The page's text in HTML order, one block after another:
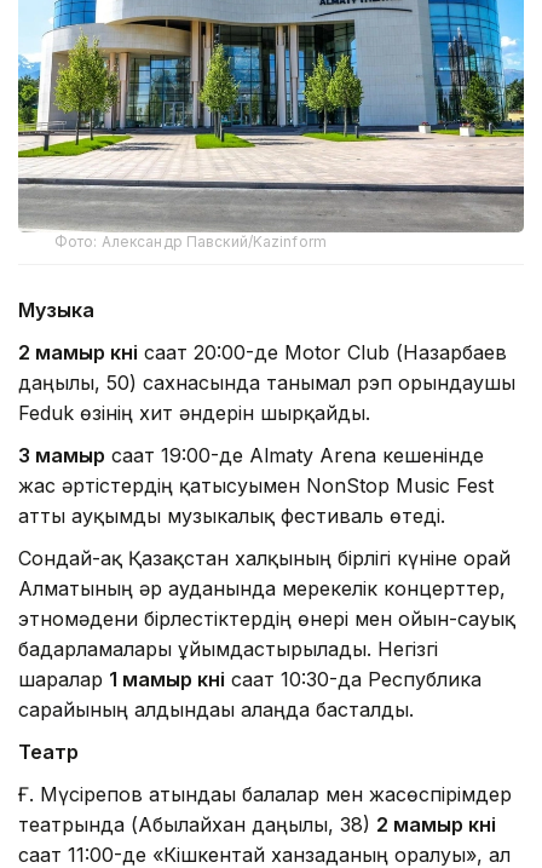
Фото: Александр Павский/Kazinform
Музыка
2 мамыр күні сағат 20:00-де Motor Club (Назарбаев
даңғылы, 50) сахнасында танымал рэп орындаушы
Feduk өзінің хит әндерін шырқайды.
3 мамыр сағат 19:00-де Almaty Arena кешенінде
жас әртістердің қатысуымен NonStop Music Fest
атты ауқымды музыкалық фестиваль өтеді.
Сондай-ақ Қазақстан халқының бірлігі күніне орай
Алматының әр ауданында мерекелік концерттер,
этномәдени бірлестіктердің өнері мен ойын-сауық
бағдарламалары ұйымдастырылады. Негізгі
шаралар 1 мамыр күні сағат 10:30-да Республика
сарайының алдындағы алаңда басталды.
Театр
Ғ. Мүсірепов атындағы балалар мен жасөспірімдер
театрында (Абылайхан даңғылы, 38) 2 мамыр күні
сағат 11:00-де «Кішкентай ханзаданың оралуы», ал